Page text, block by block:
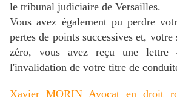
le tribunal judiciaire de Versailles.
Vous avez également pu perdre
pertes de points successives et,
zéro, vous avez reçu une lettre
l'invalidation de votre titre de
Xavier MORIN Avocat en droit